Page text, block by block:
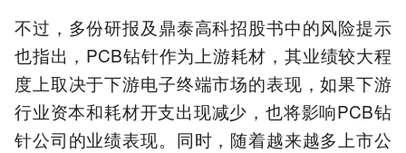
不过，多份研报及鼎泰高科招股书中的风险提示
也指出，PCB钻针作为上游耗材，其业绩较大程
度上取决于下游电子终端市场的表现，如果下游
行业资本和耗材开支出现减少，也将影响PCB钻
针公司的业绩表现。同时，随着越来越多上市公